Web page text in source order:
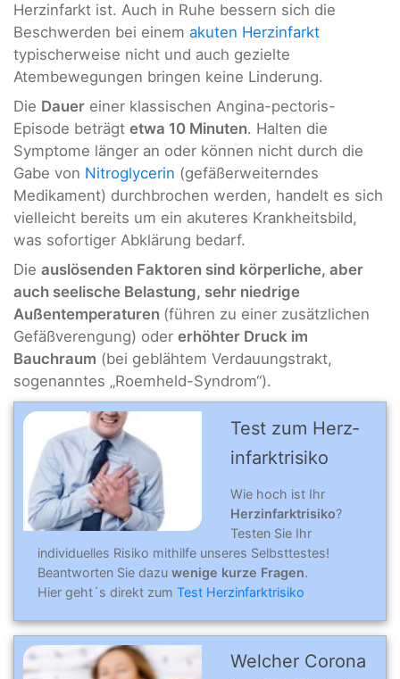
Herzinfarkt ist. Auch in Ruhe bessern sich die
Beschwerden bei einem akuten Herzinfarkt
typischerweise nicht und auch gezielte
Atembewegungen bringen keine Linderung.
Die Dauer einer klassischen Angina-pectoris-
Episode beträgt etwa 10 Minuten. Halten die
Symptome länger an oder können nicht durch die
Gabe von Nitroglycerin (gefäßerweiterndes
Medikament) durchbrochen werden, handelt es sich
vielleicht bereits um ein akuteres Krankheitsbild,
was sofortiger Abklärung bedarf.
Die auslösenden Faktoren sind körperliche, aber
auch seelische Belastung, sehr niedrige
Außentemperaturen (führen zu einer zusätzlichen
Gefäßverengung) oder erhöhter Druck im
Bauchraum (bei geblähtem Verdauungstrakt,
sogenanntes „Roemheld-Syndrom“).
Test zum Herz­
infarkt­risiko
Wie hoch ist Ihr
Herzinfarktrisiko?
Testen Sie Ihr
individuelles Risiko mithilfe unseres Selbsttestes!
Beantworten Sie dazu wenige kurze Fragen.
Hier geht´s direkt zum Test Herzinfarktrisiko
Welcher Corona